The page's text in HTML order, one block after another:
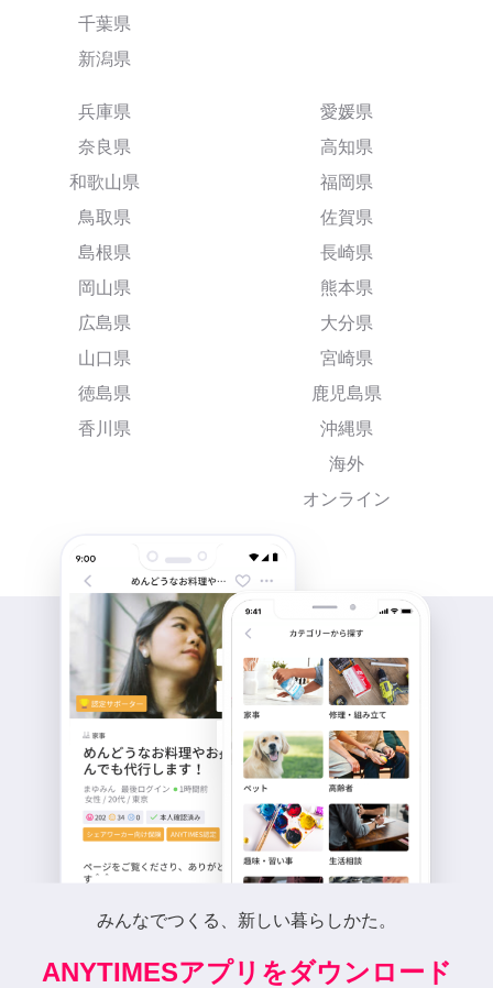
千葉県
新潟県
兵庫県
奈良県
和歌山県
鳥取県
島根県
岡山県
広島県
山口県
徳島県
香川県
愛媛県
高知県
福岡県
佐賀県
長崎県
熊本県
大分県
宮崎県
鹿児島県
沖縄県
海外
オンライン
みんなでつくる、新しい暮らしかた。
ANYTIMESアプリをダウンロード